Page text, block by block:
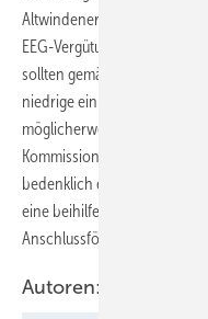
Altwindenergieanlagen nach
EEG-Vergütungsdauer von
sollten gemäß der im EEG
niedrige ein- bis maximal
möglicherweise rund 3,5
Kommission hatte diese
bedenklich eingestuft. Hier
eine beihilfefeste Regelung
Anschlussförderung zu
Autoren: